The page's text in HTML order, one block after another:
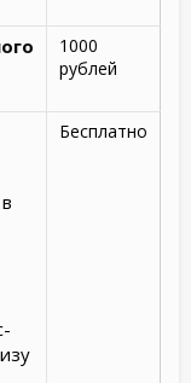
1000
рублей
Бесплатно